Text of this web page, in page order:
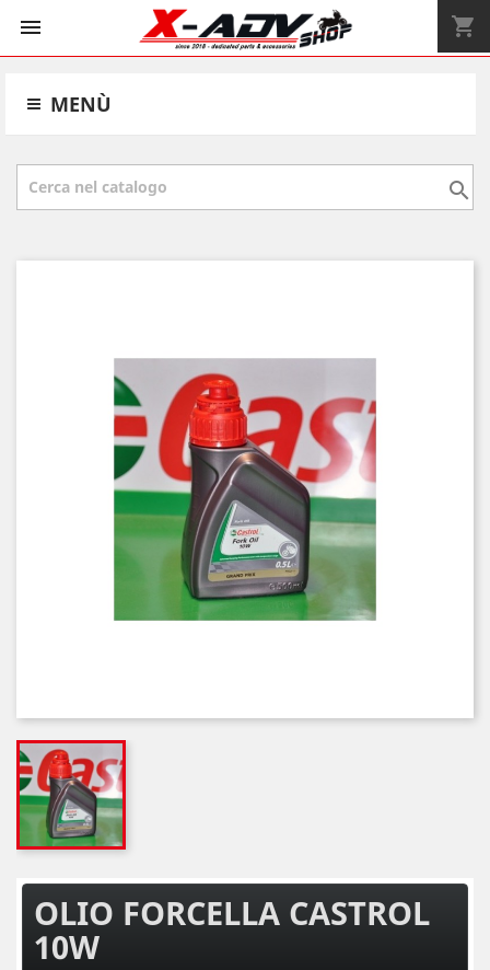
 shopping_cart
MENÙ

OLIO FORCELLA CASTROL
10W